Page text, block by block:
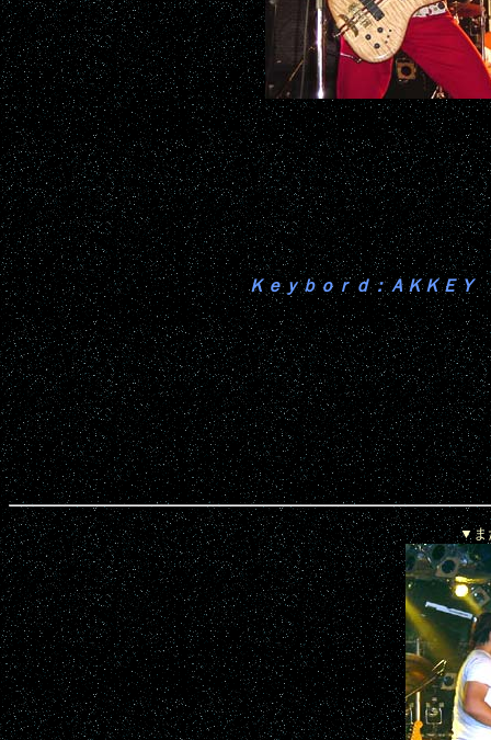
Ｋｅｙｂｏｒｄ：ＡＫＫＥＹ
▼ま